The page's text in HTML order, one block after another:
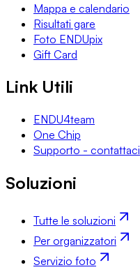
Mappa e calendario
Risultati gare
Foto ENDUpix
Gift Card
Link Utili
ENDU4team
One Chip
Supporto - contattaci
Soluzioni
Tutte le soluzioni
Per organizzatori
Servizio foto